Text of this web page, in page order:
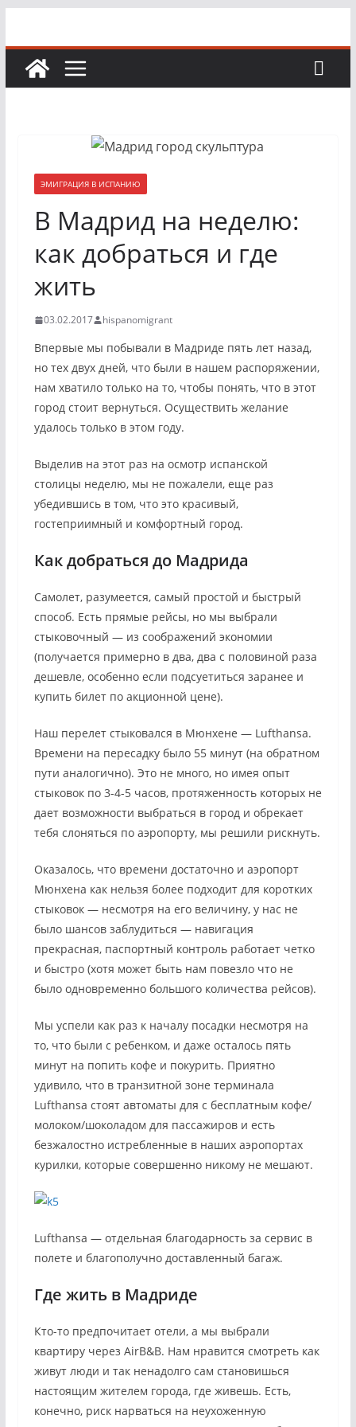
содержимому
ЭМИГРАЦИЯ В ИСПАНИЮ
В Мадрид на неделю:
как добраться и где
жить
03.02.2017 hispanomigrant
Впервые мы побывали в Мадриде пять лет назад,
но тех двух дней, что были в нашем распоряжении,
нам хватило только на то, чтобы понять, что в этот
город стоит вернуться. Осуществить желание
удалось только в этом году.
Выделив на этот раз на осмотр испанской
столицы неделю, мы не пожалели, еще раз
убедившись в том, что это красивый,
гостеприимный и комфортный город.
Как добраться до Мадрида
Самолет, разумеется, самый простой и быстрый
способ. Есть прямые рейсы, но мы выбрали
стыковочный — из соображений экономии
(получается примерно в два, два с половиной раза
дешевле, особенно если подсуетиться заранее и
купить билет по акционной цене).
Наш перелет стыковался в Мюнхене — Lufthansa.
Времени на пересадку было 55 минут (на обратном
пути аналогично). Это не много, но имея опыт
стыковок по 3-4-5 часов, протяженность которых не
дает возможности выбраться в город и обрекает
тебя слоняться по аэропорту, мы решили рискнуть.
Оказалось, что времени достаточно и аэропорт
Мюнхена как нельзя более подходит для коротких
стыковок — несмотря на его величину, у нас не
было шансов заблудиться — навигация
прекрасная, паспортный контроль работает четко
и быстро (хотя может быть нам повезло что не
было одновременно большого количества рейсов).
Мы успели как раз к началу посадки несмотря на
то, что были с ребенком, и даже осталось пять
минут на попить кофе и покурить. Приятно
удивило, что в транзитной зоне терминала
Lufthansa стоят автоматы для с бесплатным кофе/
молоком/шоколадом для пассажиров и есть
безжалостно истребленные в наших аэропортах
курилки, которые совершенно никому не мешают.
Lufthansa — отдельная благодарность за сервис в
полете и благополучно доставленный багаж.
Где жить в Мадриде
Кто-то предпочитает отели, а мы выбрали
квартиру через AirB&B. Нам нравится смотреть как
живут люди и так ненадолго сам становишься
настоящим жителем города, где живешь. Есть,
конечно, риск нарваться на неухоженную